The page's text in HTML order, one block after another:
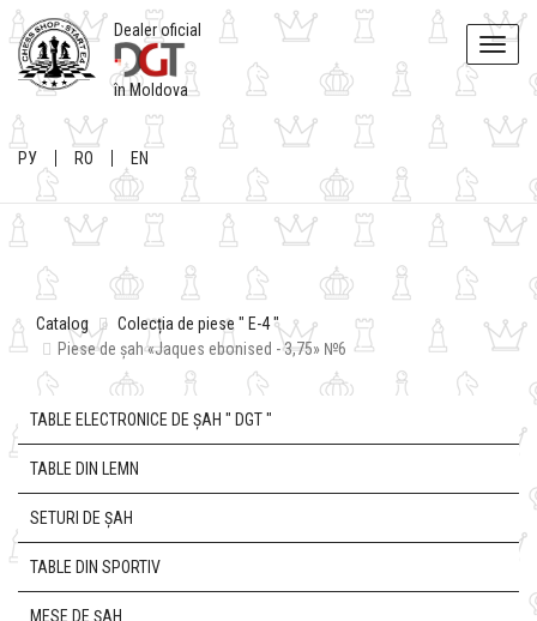
Toggle
Dealer oficial
în Moldova
РУ RO EN
Catalog
Colecția de piese " E-4 "
Piese de șah «Jaques ebonised - 3,75» №6
TABLE ELECTRONICE DE ȘAH " DGT "
TABLE DIN LEMN
SETURI DE ȘAH
TABLE DIN SPORTIV
MESE DE ȘAH